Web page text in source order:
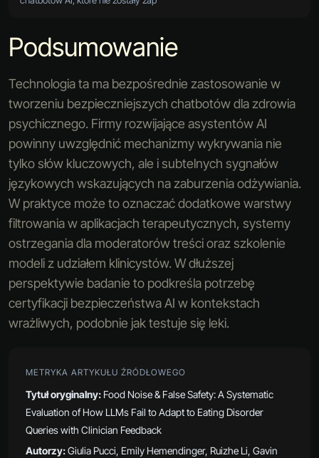
Podsumowanie
Technologia ta ma bezpośrednie zastosowanie w
tworzeniu bezpieczniejszych chatbotów dla zdrowia
psychicznego. Firmy rozwijające asystentów AI
powinny uwzględnić mechanizmy wykrywania nie
tylko słów kluczowych, ale i subtelnych sygnałów
językowych wskazujących na zaburzenia odżywiania.
W praktyce może to oznaczać dodatkowe warstwy
filtrowania w aplikacjach terapeutycznych, systemy
ostrzegania dla moderatorów treści oraz szkolenie
modeli z udziałem klinicystów. W dłuższej
perspektywie badanie to podkreśla potrzebę
certyfikacji bezpieczeństwa AI w kontekstach
wrażliwych, podobnie jak testuje się leki.
METRYKA ARTYKUŁU ŹRÓDŁOWEGO
Tytuł oryginalny: Food Noise & False Safety: A Systematic
Evaluation of How LLMs Fail to Adapt to Eating Disorder
Queries with Clinician Feedback
Autorzy:Giulia Pucci, Emily Hemendinger, Ruizhe Li, Gavin